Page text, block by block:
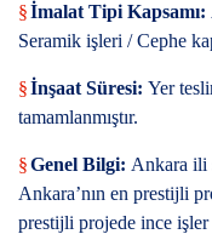
§İmalat Tipi Kapsamı:
Seramik işleri / Cephe
§İnşaat Süresi: Yer
tamamlanmıştır.
§Genel Bilgi: Ankara ili
Ankara’nın en prestijli
prestijli projede ince